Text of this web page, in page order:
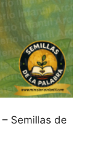
– Semillas de